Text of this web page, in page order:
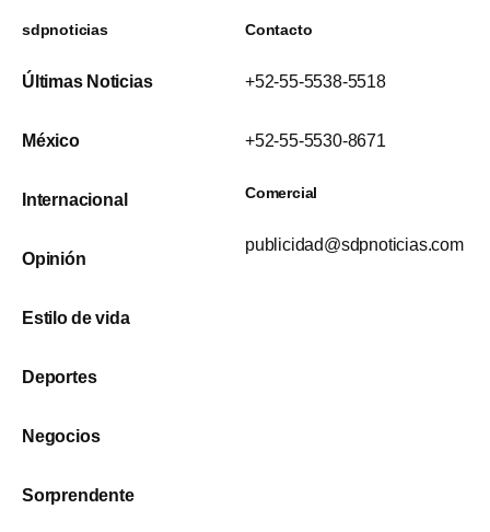
sdpnoticias
Últimas Noticias
México
Internacional
Opinión
Estilo de vida
Deportes
Negocios
Sorprendente
Contacto
+52-55-5538-5518
+52-55-5530-8671
Comercial
publicidad@sdpnoticias.com